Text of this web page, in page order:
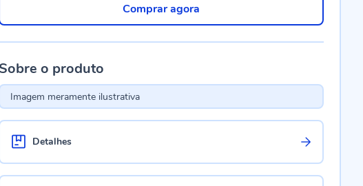
Comprar agora
o produto
Imagem meramente ilustrativa
Detalhes